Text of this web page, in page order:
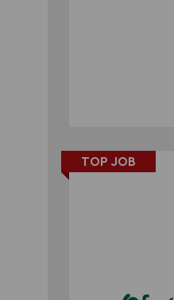
TOP JOB